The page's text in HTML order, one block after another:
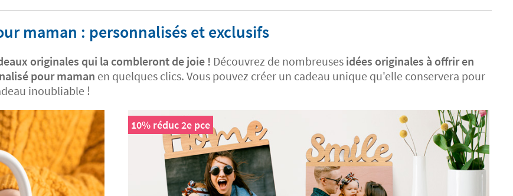
maman : personnalisés et exclusifs
originales qui la combleront de joie ! Découvrez de nombreuses idées originales à offrir en
pour maman en quelques clics. Vous pouvez créer un cadeau unique qu'elle conservera pour
inoubliable !
10% réduc 2e pce